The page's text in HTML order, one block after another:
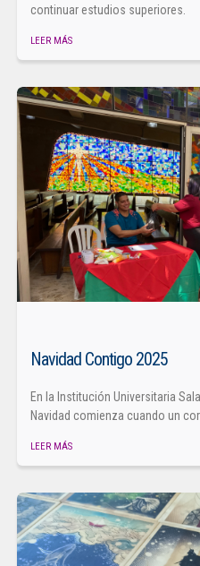
continuar estudios superiores.
LEER MÁS
Navidad Contigo 2025
En la Institución Universitaria
Navidad comienza cuando un
LEER MÁS